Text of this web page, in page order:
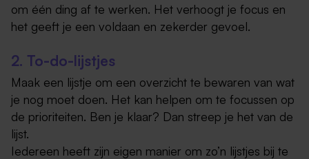
om één ding af te werken. Het verhoogt je focus en
het geeft je een voldaan en zekerder gevoel.
2. To-do-lijstjes
Maak een lijstje om een overzicht te bewaren van wat
je nog moet doen. Het kan helpen om te focussen op
de prioriteiten. Ben je klaar? Dan streep je het van de
lijst.
Iedereen heeft zijn eigen manier om zo’n lijstjes bij te